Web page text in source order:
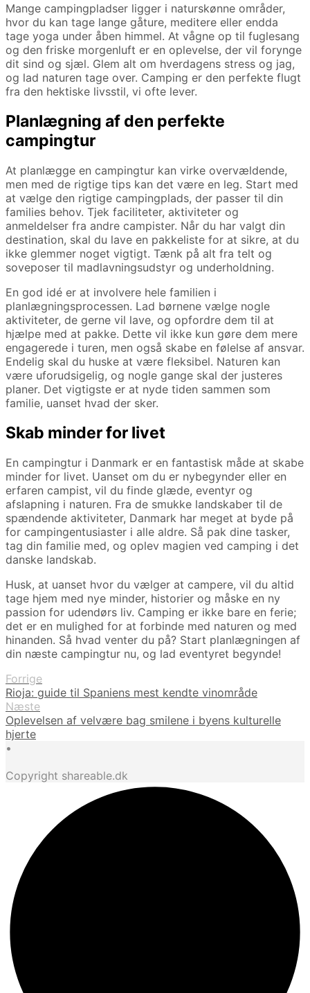
Mange campingpladser ligger i naturskønne områder,
hvor du kan tage lange gåture, meditere eller endda
tage yoga under åben himmel. At vågne op til fuglesang
og den friske morgenluft er en oplevelse, der vil forynge
dit sind og sjæl. Glem alt om hverdagens stress og jag,
og lad naturen tage over. Camping er den perfekte flugt
fra den hektiske livsstil, vi ofte lever.
Planlægning af den perfekte
campingtur
At planlægge en campingtur kan virke overvældende,
men med de rigtige tips kan det være en leg. Start med
at vælge den rigtige campingplads, der passer til din
families behov. Tjek faciliteter, aktiviteter og
anmeldelser fra andre campister. Når du har valgt din
destination, skal du lave en pakkeliste for at sikre, at du
ikke glemmer noget vigtigt. Tænk på alt fra telt og
soveposer til madlavningsudstyr og underholdning.
En god idé er at involvere hele familien i
planlægningsprocessen. Lad børnene vælge nogle
aktiviteter, de gerne vil lave, og opfordre dem til at
hjælpe med at pakke. Dette vil ikke kun gøre dem mere
engagerede i turen, men også skabe en følelse af ansvar.
Endelig skal du huske at være fleksibel. Naturen kan
være uforudsigelig, og nogle gange skal der justeres
planer. Det vigtigste er at nyde tiden sammen som
familie, uanset hvad der sker.
Skab minder for livet
En campingtur i Danmark er en fantastisk måde at skabe
minder for livet. Uanset om du er nybegynder eller en
erfaren campist, vil du finde glæde, eventyr og
afslapning i naturen. Fra de smukke landskaber til de
spændende aktiviteter, Danmark har meget at byde på
for campingentusiaster i alle aldre. Så pak dine tasker,
tag din familie med, og oplev magien ved camping i det
danske landskab.
Husk, at uanset hvor du vælger at campere, vil du altid
tage hjem med nye minder, historier og måske en ny
passion for udendørs liv. Camping er ikke bare en ferie;
det er en mulighed for at forbinde med naturen og med
hinanden. Så hvad venter du på? Start planlægningen af
din næste campingtur nu, og lad eventyret begynde!
Forrige
Rioja: guide til Spaniens mest kendte vinområde
Næste
Oplevelsen af velvære bag smilene i byens kulturelle
hjerte
•
Copyright shareable.dk